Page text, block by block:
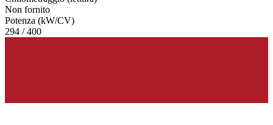
Non fornito
Potenza (kW/CV)
294 / 400